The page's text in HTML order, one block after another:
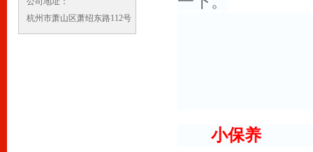
杭州市萧山区萧绍东路112号
小保养